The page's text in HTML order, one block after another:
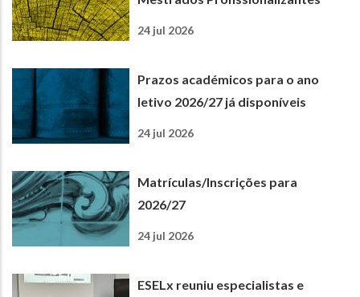
24 jul 2026
Prazos académicos para o ano
letivo 2026/27 já disponíveis
24 jul 2026
Matrículas/Inscrições para
2026/27
24 jul 2026
ESELx reuniu especialistas e